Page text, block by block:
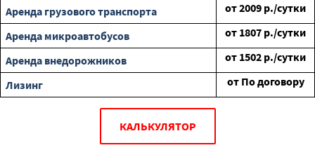
Аренда грузового транспорта
от2009 р./сутки
Аренда микроавтобусов
от 1807 р./сутки
Аренда внедорожников
от 1502 р./сутки
Лизинг
от По договору
КАЛЬКУЛЯТОР